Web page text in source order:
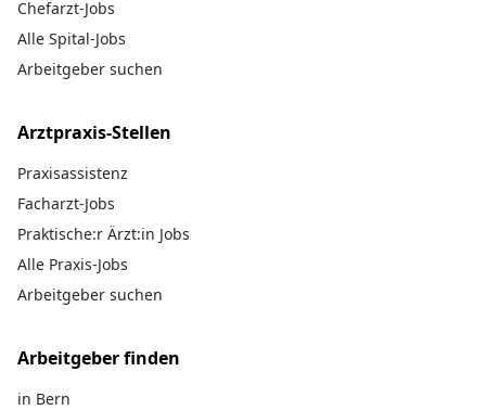
Chefarzt-Jobs
Alle Spital-Jobs
Arbeitgeber suchen
Arztpraxis-Stellen
Praxisassistenz
Facharzt-Jobs
Praktische:r Ärzt:in Jobs
Alle Praxis-Jobs
Arbeitgeber suchen
Arbeitgeber finden
in Bern